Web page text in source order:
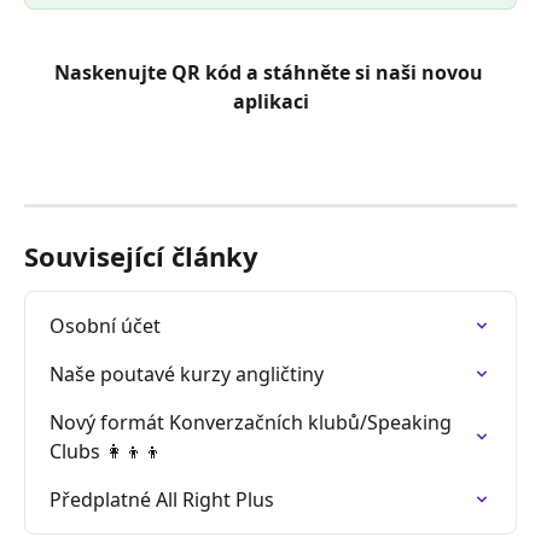
Naskenujte QR kód a stáhněte si naši novou
aplikaci
Související články
Osobní účet
Naše poutavé kurzy angličtiny
Nový formát Konverzačních klubů/Speaking
Clubs 👩‍👦‍👦
Předplatné All Right Plus